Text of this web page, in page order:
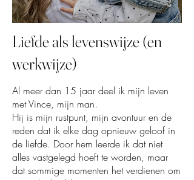
Liefde als levenswijze (en
werkwijze)
Al meer dan 15 jaar deel ik mijn leven
met Vince, mijn man.
Hij is mijn rustpunt, mijn avontuur en de
reden dat ik elke dag opnieuw geloof in
de liefde. Door hem leerde ik dat niet
alles vastgelegd hoeft te worden, maar
dat sommige momenten het verdienen om